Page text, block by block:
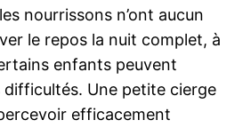
nourrissons n’ont aucun
le repos la nuit complet, à
enfants peuvent
difficultés. Une petite cierge
efficacement